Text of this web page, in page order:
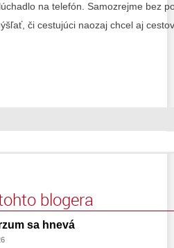
na telefón. Samozrejme bez
či cestujúci naozaj chcel aj
blogera
sa hnevá